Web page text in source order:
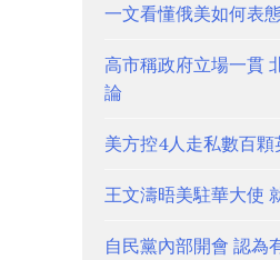
一文看懂俄美如何表
高市稱政府立場一貫
論
美方控4人走私數百
王文濤晤美駐華大使
自民黨內部開會 認為